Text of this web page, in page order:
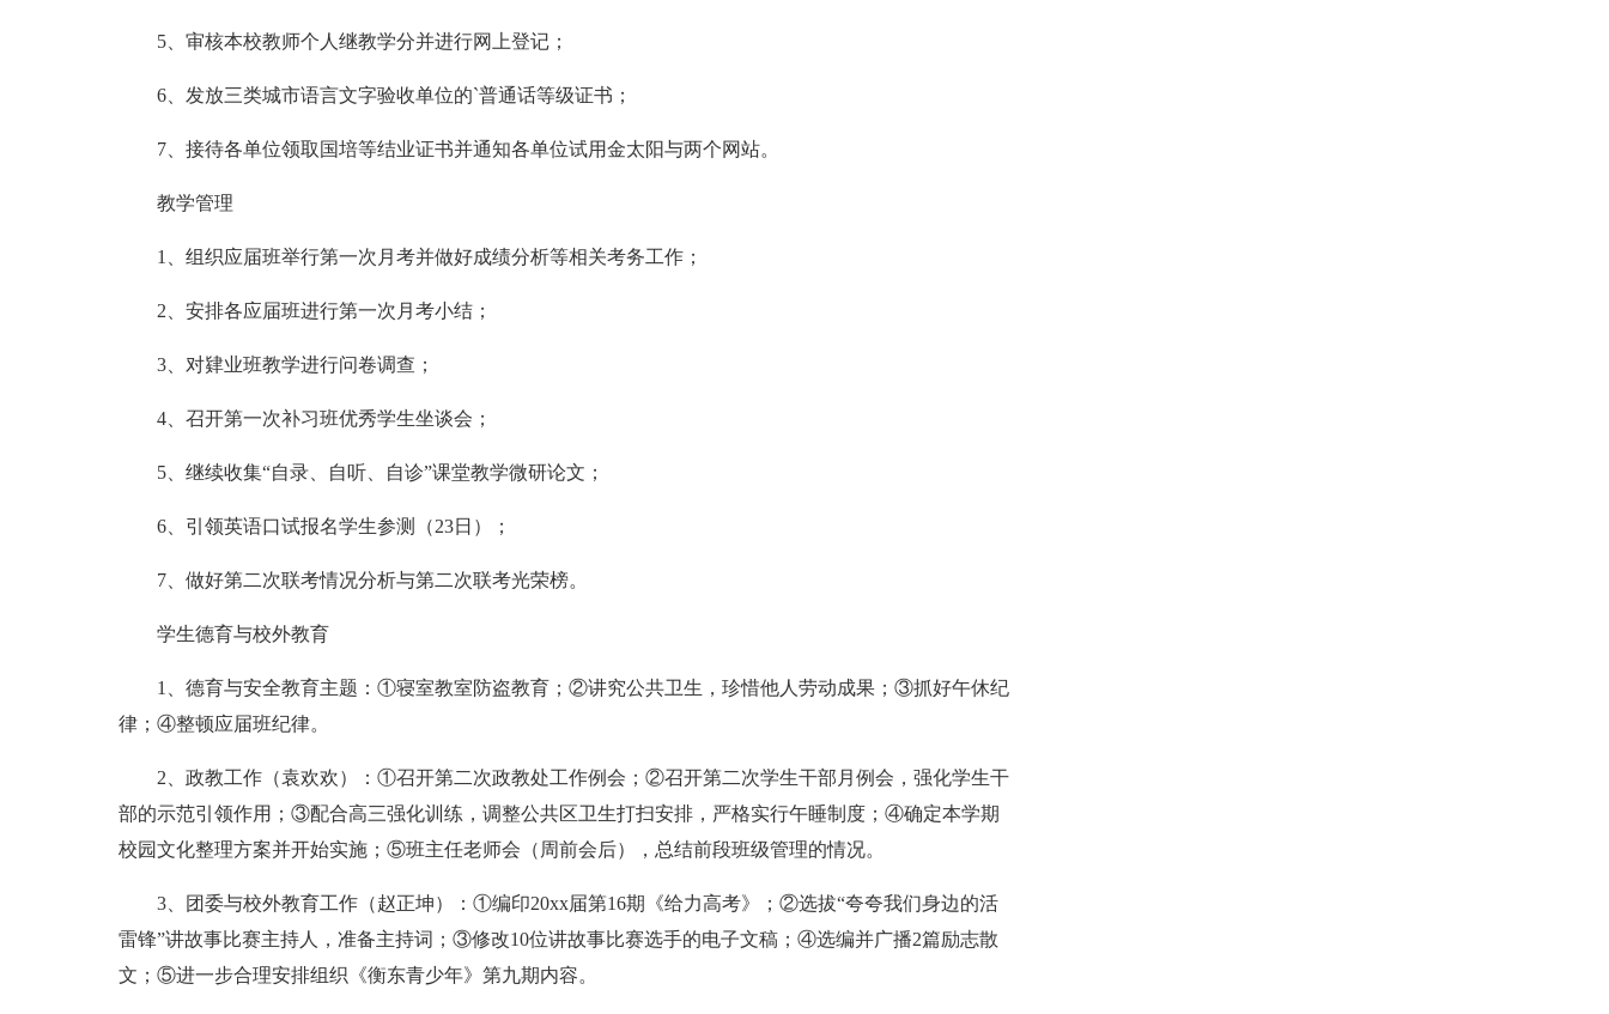
5、审核本校教师个人继教学分并进行网上登记；
6、发放三类城市语言文字验收单位的`普通话等级证书；
7、接待各单位领取国培等结业证书并通知各单位试用金太阳与两个网站。
教学管理
1、组织应届班举行第一次月考并做好成绩分析等相关考务工作；
2、安排各应届班进行第一次月考小结；
3、对肄业班教学进行问卷调查；
4、召开第一次补习班优秀学生坐谈会；
5、继续收集“自录、自听、自诊”课堂教学微研论文；
6、引领英语口试报名学生参测（23日）；
7、做好第二次联考情况分析与第二次联考光荣榜。
学生德育与校外教育
1、德育与安全教育主题：①寝室教室防盗教育；②讲究公共卫生，珍惜他人劳动成果；③抓好午休纪
律；④整顿应届班纪律。
2、政教工作（袁欢欢）：①召开第二次政教处工作例会；②召开第二次学生干部月例会，强化学生干
部的示范引领作用；③配合高三强化训练，调整公共区卫生打扫安排，严格实行午睡制度；④确定本学期
校园文化整理方案并开始实施；⑤班主任老师会（周前会后），总结前段班级管理的情况。
3、团委与校外教育工作（赵正坤）：①编印20xx届第16期《给力高考》；②选拔“夸夸我们身边的活
雷锋”讲故事比赛主持人，准备主持词；③修改10位讲故事比赛选手的电子文稿；④选编并广播2篇励志散
文；⑤进一步合理安排组织《衡东青少年》第九期内容。